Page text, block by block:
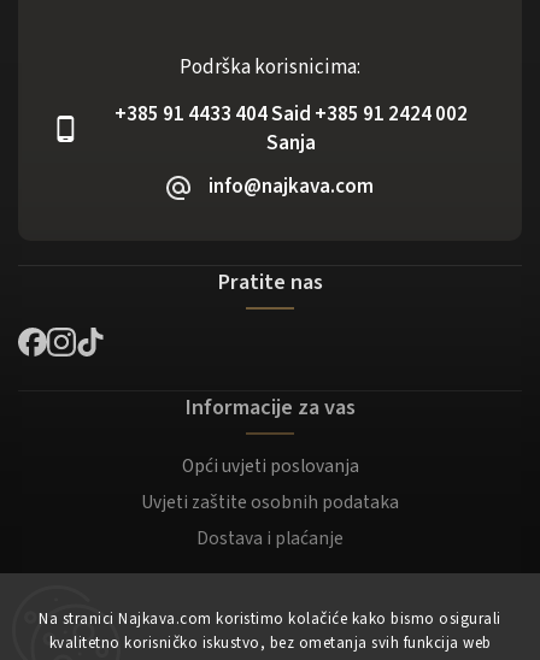
Na stranici Najkava.com koristimo kolačiće kako bismo osigurali
kvalitetno korisničko iskustvo, bez ometanja svih funkcija web
Podrška korisnicima:
+385 91 4433 404 Said +385 91 2424 002
Sanja
info@najkava.com
Pratite nas
Informacije za vas
Opći uvjeti poslovanja
Uvjeti zaštite osobnih podataka
Dostava i plaćanje